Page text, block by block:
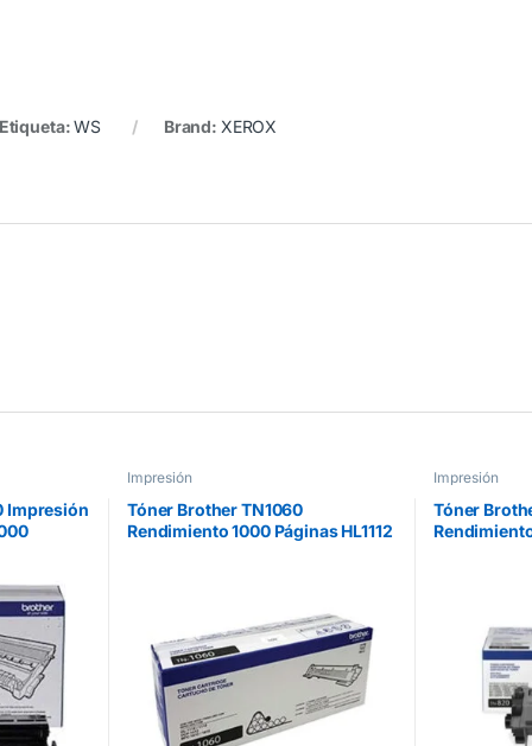
WS Brand: XEROX
Impresión
Negro
Impresión
Tóner Brother TN1060
Rendimiento 1000 Páginas HL1112
Impresión
Tóner